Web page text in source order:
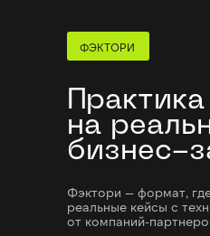
Практика
на
бизнес-
Фэктори — формат,
реальные кейсы с
от компаний-
ФЭКТОРИ